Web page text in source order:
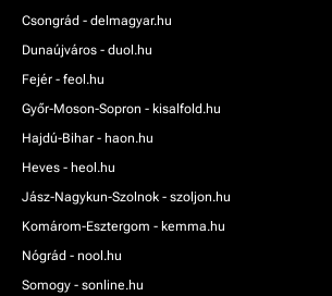
Csongrád - delmagyar.hu
Dunaújváros - duol.hu
Fejér - feol.hu
Győr-Moson-Sopron - kisalfold.hu
Hajdú-Bihar - haon.hu
Heves - heol.hu
Jász-Nagykun-Szolnok - szoljon.hu
Komárom-Esztergom - kemma.hu
Nógrád - nool.hu
Somogy - sonline.hu